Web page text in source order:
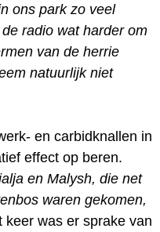
ons park zo veel
radio wat harder om
van de herrie
natuurlijk niet
en carbidknallen in
effect op beren.
en Malysh, die net
waren gekomen,
was er sprake van